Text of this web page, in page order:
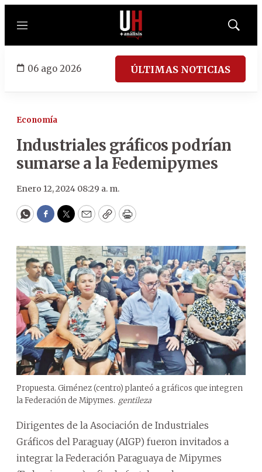
Menú
Mostrar
06 ago 2026 ÚLTIMAS NOTICIAS
Economía
Industriales gráficos podrían
sumarse a la Fedemipymes
Enero 12, 2024 08:29 a. m.
WhatsApp
Facebook
Twitter
EmailCopyPrint
Propuesta. Giménez (centro) planteó a gráficos que integren
la Federación de Mipymes. gentileza
Dirigentes de la Asociación de Industriales
Gráficos del Paraguay (AIGP) fueron invitados a
integrar la Federación Paraguaya de Mipymes